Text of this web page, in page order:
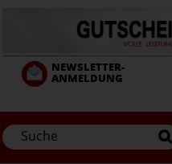
NEWSLETTER-
ANMELDUNG